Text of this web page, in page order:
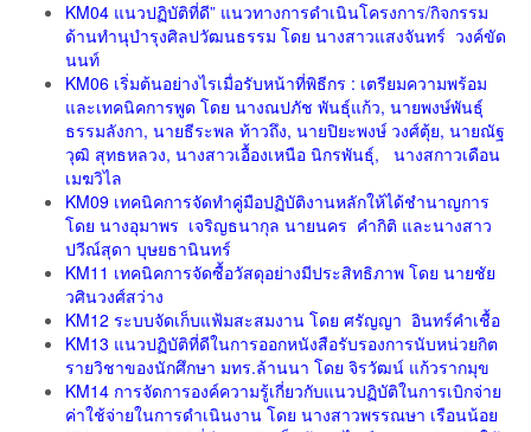
KM04 แนวปฏิบัติที่ดี” แนวทางการดำเนินโครงการ/กิจกรรม
ด้านทำนุบำรุงศิลปวัฒนธรรม โดย นางสาวแสงจันทร์ วงค์ขัด
นนท์
KM06 เริ่มต้นอย่างไรเมื่อรับหน้าที่พิธีกร : เตรียมความพร้อม
และเทคนิคการพูด โดย นางณปภัช พันธุ์แก้ว, นายพงษ์พันธุ์
ธรรมลังกา, นายธีระพล ท้าวถึง, นายปิยะพงษ์ วงศ์ตุ้ย, นายณัฐ
วุฒิ สุทธหลวง, นางสาวเอื้องเหนือ นิกรพันธุ์, นางสกาวเดือน
เมฆวิไล
KM09 เทคนิคการจัดทำคู่มือปฏิบัติงานหลักให้ได้ชำนาญการ
โดย นางอุมาพร เจริญธนากุล นายนคร คำกิติ และนางสาว
ปวีณ์สุดา บุษยธานินทร์
KM11 เทคนิคการจัดซื้อวัสดุอย่างมีประสิทธิภาพ โดย นายชัย
วศินวงศ์สว่าง
KM12 ระบบจัดเก็บแฟ้มสะสมงาน โดย ศรัญญา อินทร์คำเชื้อ
KM13 แนวปฏิบัติที่ดีในการออกหนังสือรับรองการนับหน่วยกิต
รายวิชาของนักศึกษา มทร.ล้านนา โดย จิรวัฒน์ แก้วรากมุข
KM14 การจัดการองค์ความรู้เกี่ยวกับแนวปฏิบัติในการเบิกจ่าย
ค่าใช้จ่ายในการดำเนินงาน โดย นางสาวพรรณษา เรือนน้อย